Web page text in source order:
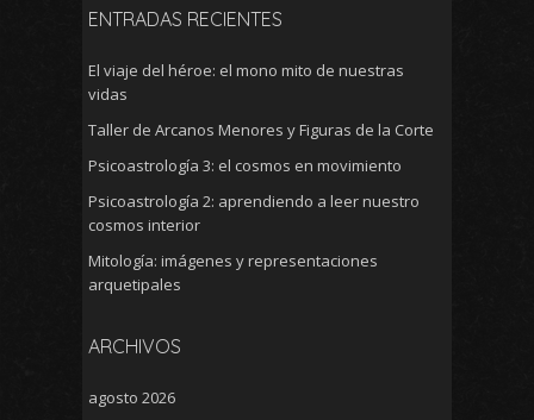
ENTRADAS RECIENTES
El viaje del héroe: el mono mito de nuestras
vidas
Taller de Arcanos Menores y Figuras de la Corte
Psicoastrología 3: el cosmos en movimiento
Psicoastrología 2: aprendiendo a leer nuestro
cosmos interior
Mitología: imágenes y representaciones
arquetipales
ARCHIVOS
agosto 2026